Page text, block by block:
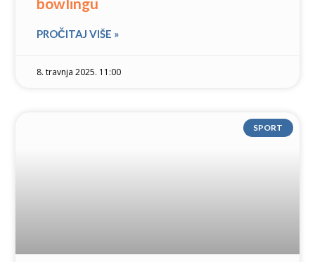
PROČITAJ VIŠE »
8. travnja 2025. 11:00
SPORT